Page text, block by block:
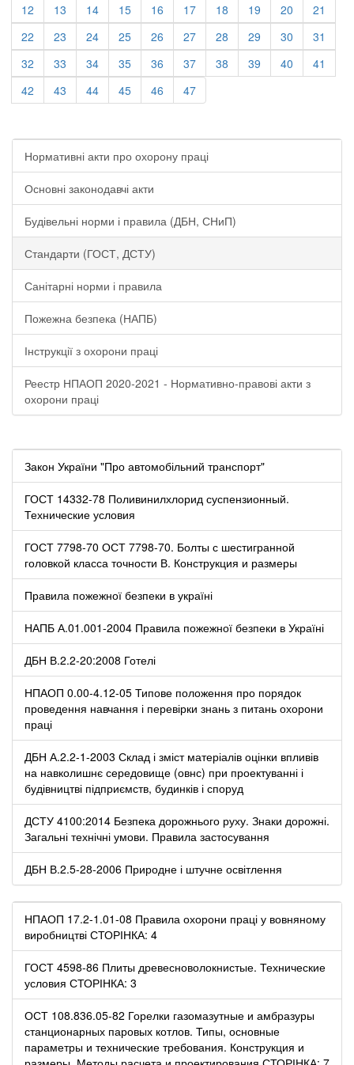
12
13 14 15 16 17 18 19 20
21
22
23 24 25 26 27 28 29 30
31
32
33 34 35 36 37 38 39 40
41
42
43 44 45 46 47
Нормативні акти про охорону праці
Основні законодавчі акти
Будівельні норми і правила (ДБН, СНиП)
Стандарти (ГОСТ, ДСТУ)
Санітарні норми і правила
Пожежна безпека (НАПБ)
Інструкції з охорони праці
Реестр НПАОП 2020-2021 - Нормативно-правові акти з
охорони праці
Закон України "Про автомобільний транспорт"
ГОСТ 14332-78 Поливинилхлорид суспензионный.
Технические условия
ГОСТ 7798-70 ОСТ 7798-70. Болты с шестигранной
головкой класса точности В. Конструкция и размеры
Правила пожежної безпеки в україні
НАПБ А.01.001-2004 Правила пожежної безпеки в Україні
ДБН В.2.2-20:2008 Готелі
НПАОП 0.00-4.12-05 Типове положення про порядок
проведення навчання і перевірки знань з питань охорони
праці
ДБН А.2.2-1-2003 Склад і зміст матеріалів оцінки впливів
на навколишнє середовище (овнс) при проектуванні і
будівництві підприємств, будинків і споруд
ДСТУ 4100:2014 Безпека дорожнього руху. Знаки дорожні.
Загальні технічні умови. Правила застосування
ДБН В.2.5-28-2006 Природне і штучне освітлення
НПАОП 17.2-1.01-08 Правила охорони праці у вовняному
виробництві СТОРІНКА: 4
ГОСТ 4598-86 Плиты древесноволокнистые. Технические
условия СТОРІНКА: 3
ОСТ 108.836.05-82 Горелки газомазутные и амбразуры
станционарных паровых котлов. Типы, основные
параметры и технические требования. Конструкция и